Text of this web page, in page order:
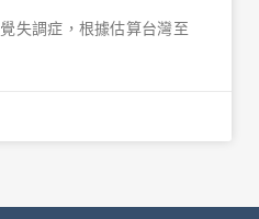
失調症，根據估算台灣至